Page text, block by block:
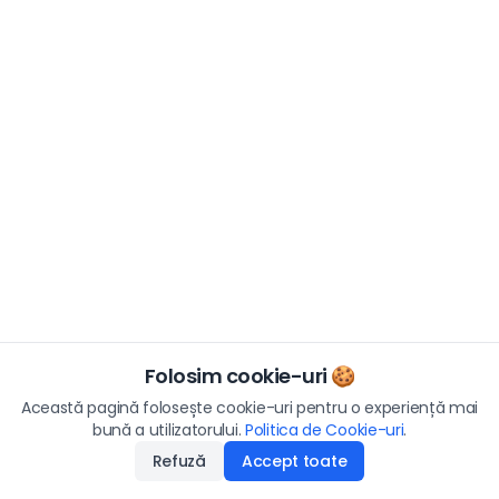
Folosim cookie-uri 🍪
Această pagină folosește cookie-uri pentru o experiență mai
bună a utilizatorului. Politica de Cookie-uri.
Refuză
Accept toate